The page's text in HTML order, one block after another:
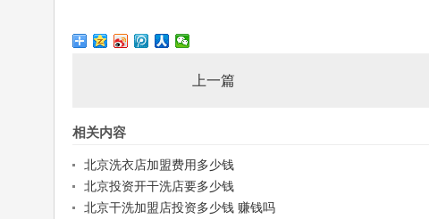
上一篇
相关内容
北京洗衣店加盟费用多少钱
北京投资开干洗店要多少钱
北京干洗加盟店投资多少钱 赚钱吗